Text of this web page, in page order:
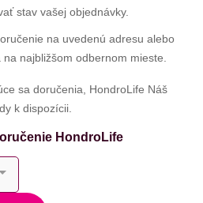
stav vašej objednávky.
na uvedenú adresu alebo
najbližšom odbernom mieste.
sa doručenia, HondroLife Náš
k dispozícii.
HondroLife